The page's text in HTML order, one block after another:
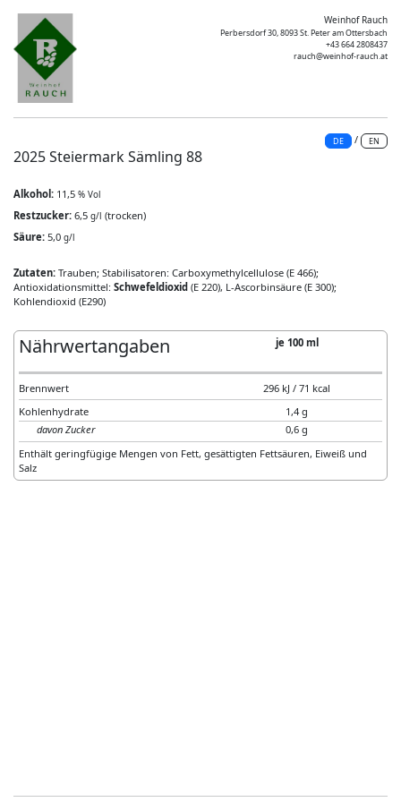
Weinhof Rauch
Perbersdorf 30, 8093 St. Peter am Ottersbach
+43 664 2808437
rauch@weinhof-rauch.at
DE / EN
2025 Steiermark Sämling 88
Alkohol: 11,5 % Vol
Restzucker: 6,5 g/l (trocken)
Säure: 5,0 g/l
Zutaten: Trauben; Stabilisatoren: Carboxymethylcellulose (E 466);
Antioxidationsmittel: Schwefeldioxid (E 220), L-Ascorbinsäure (E 300);
Kohlendioxid (E290)
Nährwertangaben je 100 ml
Brennwert
296 kJ / 71 kcal
Kohlenhydrate
1,4 g
davon Zucker
0,6 g
Enthält geringfügige Mengen von Fett, gesättigten Fettsäuren, Eiweiß und
Salz